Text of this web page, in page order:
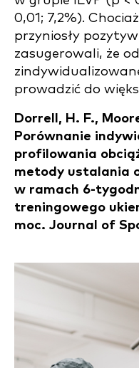
0,01; 7,2%).
przyniosły
zasugerowali, że
prowadzić do
Dorrell, H. F.,
Porównanie
profilowania
metody ustalania
w ramach 6-
treningowego
moc. Journal of